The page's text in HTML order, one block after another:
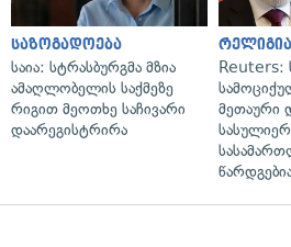
საზოგადოება
საია: სტრასბურგმა მზია
ამაღლობელის საქმეზე
რიგით მეოთხე საჩივარი
დაარეგისტრირა
რელიგია
Reuters:
მეთაური